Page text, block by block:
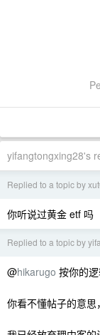
yifangtongxing28's
Replied to a topic by
你听说过黄金 etf 吗
Replied to a topic by
@hikarugo 按你的
你看不懂帖子的意